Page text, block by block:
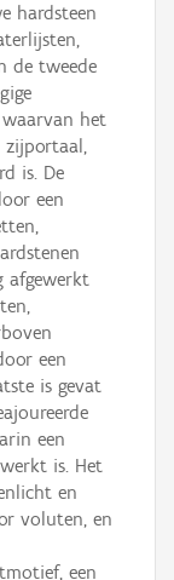
hardsteen
de tweede
het
zijportaal,
is. De
een
afgewerkt
een
is gevat
een
is. Het
en
voluten, en
een